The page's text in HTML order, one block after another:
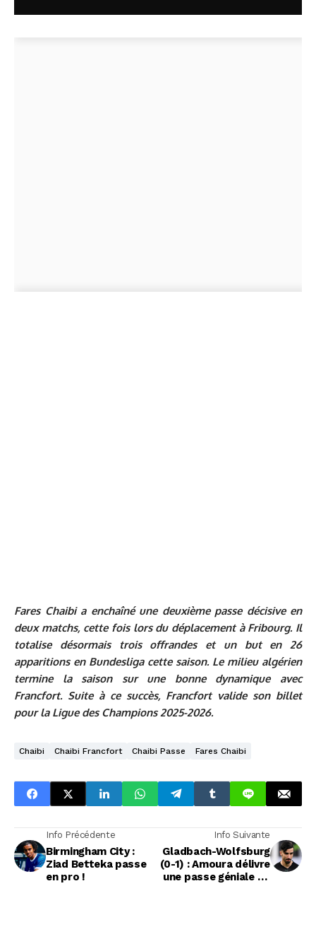
Fares Chaibi a enchaîné une deuxième passe décisive en
deux matchs, cette fois lors du déplacement à Fribourg. Il
totalise désormais trois offrandes et un but en 26
apparitions en Bundesliga cette saison. Le milieu algérien
termine la saison sur une bonne dynamique avec
Francfort. Suite à ce succès, Francfort valide son billet
pour la Ligue des Champions 2025-2026.
Chaibi Chaibi Francfort Chaibi Passe Fares Chaibi
Info Précédente
Birmingham City :
Ziad Betteka passe
en pro !
Info Suivante
Gladbach-Wolfsburg
(0-1) : Amoura délivre
une passe géniale de